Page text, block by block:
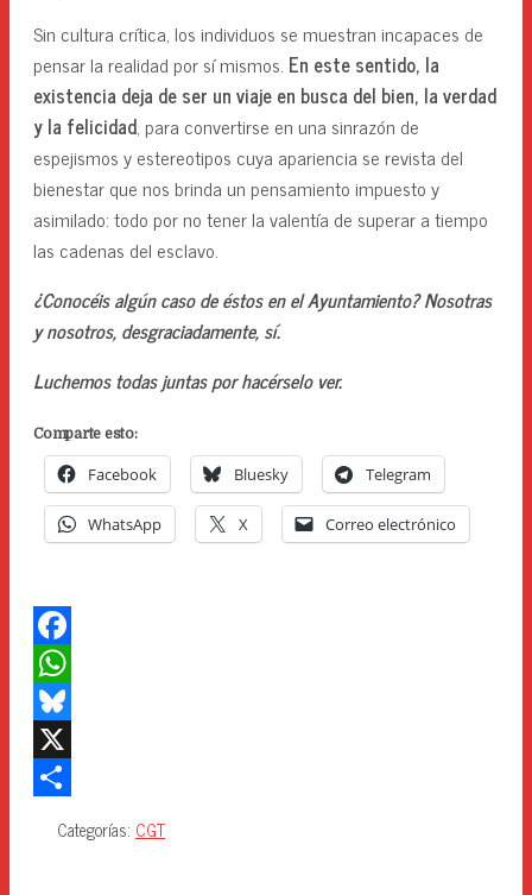
Sin cultura crítica, los individuos se muestran incapaces de
pensar la realidad por sí mismos. En este sentido, la
existencia deja de ser un viaje en busca del bien, la verdad
y la felicidad, para convertirse en una sinrazón de
espejismos y estereotipos cuya apariencia se revista del
bienestar que nos brinda un pensamiento impuesto y
asimilado: todo por no tener la valentía de superar a tiempo
las cadenas del esclavo.
¿Conocéis algún caso de éstos en el Ayuntamiento? Nosotras
y nosotros, desgraciadamente, sí.
Luchemos todas juntas por hacérselo ver.
Comparte esto:
Facebook Bluesky Telegram
WhatsApp X Correo electrónico
F
a
c
e
W
h
a
B
X
Categorías: CGT